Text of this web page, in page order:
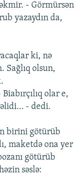
- Görmürsən
yazaydın da,
ki, nə
Sağlıq olsun,
Biabırçılıq olar e,
- dedi.
birini götürüb
maketdə ona yer
götürüb
səslə: